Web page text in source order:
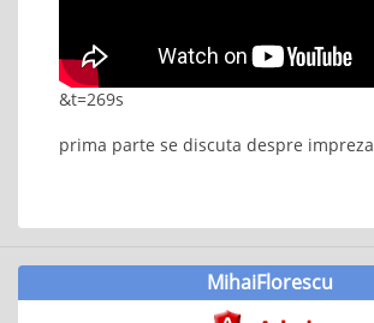
&t=269s
prima parte se discuta despre impreza
MihaiFlorescu